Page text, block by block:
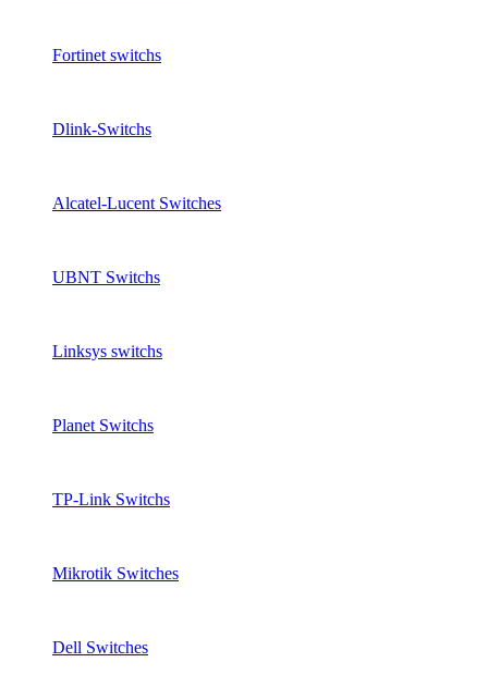
Fortinet switchs
Dlink-Switchs
Alcatel-Lucent Switches
UBNT Switchs
Linksys switchs
Planet Switchs
TP-Link Switchs
Mikrotik Switches
Dell Switches